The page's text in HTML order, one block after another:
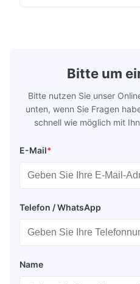
Bitte um
Bitte nutzen Sie unser
unten, wenn Sie Fragen
schnell wie möglich mit
E-Mail*
Telefon / WhatsApp
Name